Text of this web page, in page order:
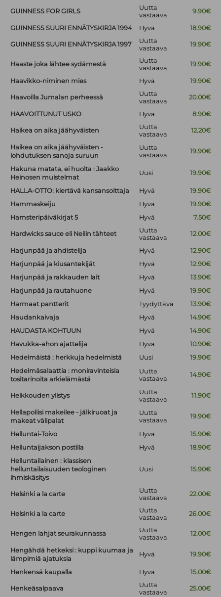
GUINNESS FOR GIRLS
Uutta
vastaava
9.90€
GUINNESS SUURI ENNÄTYSKIRJA 1994 Hyvä 18.90€
GUINNESS SUURI ENNÄTYSKIRJA 1997
Uutta
vastaava
19.90€
Haaste joka lähtee sydämestä
Uutta
vastaava
19.90€
Haavikko-niminen mies Hyvä 19.90€
Haavoilla Jumalan perheessä
Uutta
vastaava
20.00€
HAAVOITTUNUT USKO Hyvä 8.90€
Haikea on aika jäähyväisten
Uutta
vastaava
12.20€
Haikea on aika jäähyväisten -
lohdutuksen sanoja suruun
Uutta
vastaava
19.90€
Hakuna matata, ei huolta : Jaakko
Heinosen muistelmat
Uusi 19.90€
HALLA-OTTO: kiertävä kansansoittaja Hyvä
19.90€
Hammaskeiju
Hyvä
19.90€
Hamsteripäiväkirjat 5
Hyvä 7.50€
Hardwicks sauce eli Neilin tähteet
Uutta
vastaava
12.00€
Harjunpää ja ahdistelija Hyvä
12.90€
Harjunpää ja kiusantekijät
Hyvä
12.90€
Harjunpää ja rakkauden lait
Hyvä
13.90€
Harjunpää ja rautahuone
Hyvä
19.90€
Harmaat pantterit
Tyydyttävä
13.90€
Haudankaivaja
Hyvä
14.90€
HAUDASTA KOHTUUN
Hyvä
14.90€
Havukka-ahon ajattelija
Hyvä
10.90€
Hedelmäistä : herkkuja hedelmistä
Uusi
19.90€
Hedelmäsalaattia : moniravinteisia
tositarinoita arkielämästä
Uutta
vastaava
14.90€
Heikkouden ylistys
Uutta
vastaava
11.90€
Hellapoliisi makeilee - jälkiruoat ja
makeat välipalat
Uutta
vastaava
19.90€
Helluntai-Toivo Hyvä
15.90€
Helluntaijakson postilla
Hyvä
18.90€
Helluntailainen : klassisen
helluntailaisuuden teologinen
ihmiskäsitys
Uusi 15.90€
Helsinki a la carte
Uutta
vastaava
22.00€
Helsinki a la carte
Uutta
vastaava
26.00€
Hengen lahjat seurakunnassa
Uutta
vastaava
12.00€
Hengähdä hetkeksi : kuppi kuumaa ja
lämpimiä ajatuksia
Hyvä 19.90€
Henkensä kaupalla Hyvä 15.00€
Henkeäsalpaava
Uutta
vastaava
25.00€